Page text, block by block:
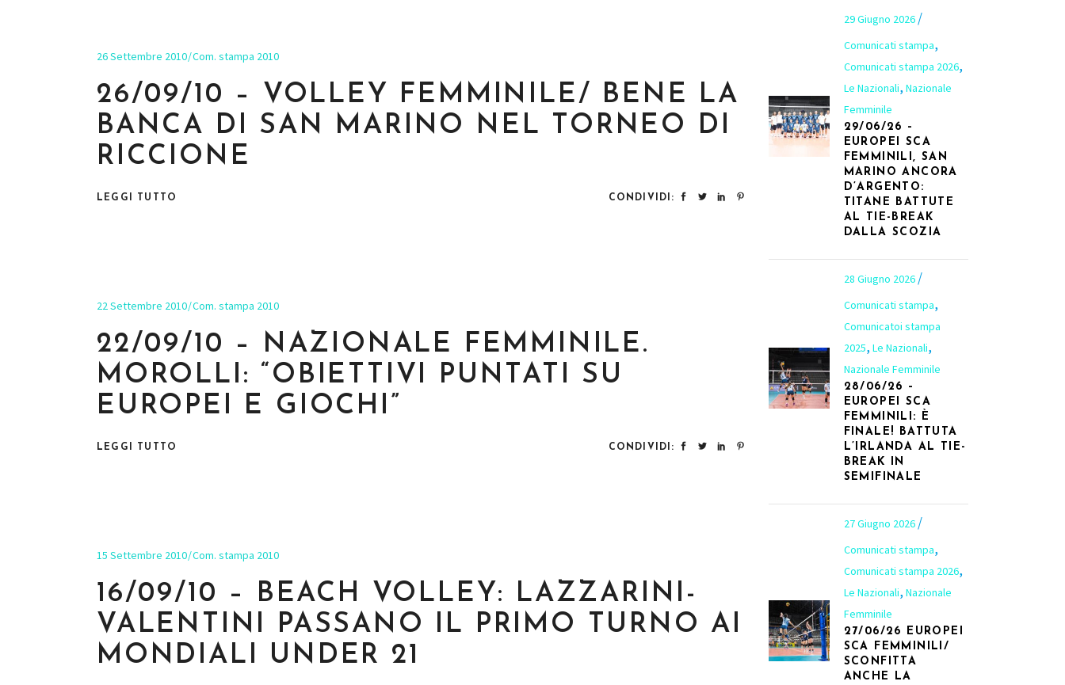
26 Settembre 2010 Com. stampa 2010
26/09/10 – VOLLEY FEMMINILE/ BENE LA
BANCA DI SAN MARINO NEL TORNEO DI
RICCIONE
LEGGI TUTTO CONDIVIDI:
22 Settembre 2010 Com. stampa 2010
22/09/10 – NAZIONALE FEMMINILE.
MOROLLI: “OBIETTIVI PUNTATI SU
EUROPEI E GIOCHI”
LEGGI TUTTO CONDIVIDI:
15 Settembre 2010 Com. stampa 2010
16/09/10 – BEACH VOLLEY: LAZZARINI-
VALENTINI PASSANO IL PRIMO TURNO AI
MONDIALI UNDER 21
29 Giugno 2026
Comunicati stampa,
Comunicati stampa 2026,
Le Nazionali, Nazionale
Femminile
29/06/26 –
EUROPEI SCA
FEMMINILI, SAN
MARINO ANCORA
D’ARGENTO:
TITANE BATTUTE
AL TIE-BREAK
DALLA SCOZIA
28 Giugno 2026
Comunicati stampa,
Comunicatoi stampa
2025, Le Nazionali,
Nazionale Femminile
28/06/26 –
EUROPEI SCA
FEMMINILI: È
FINALE! BATTUTA
L’IRLANDA AL TIE-
BREAK IN
SEMIFINALE
27 Giugno 2026
Comunicati stampa,
Comunicati stampa 2026,
Le Nazionali, Nazionale
Femminile
27/06/26 EUROPEI
SCA FEMMINILI/
SCONFITTA
ANCHE LA